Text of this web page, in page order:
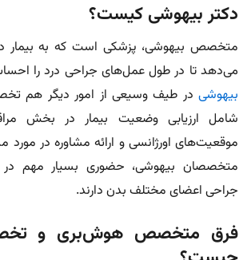
دکتر بیهوشی کیست؟
متخصص بیهوشی، پزشکی است که به بیمار
می‌دهد تا در طول عمل‌های جراحی درد را
بیهوشی در طیف وسیعی از امور دیگر هم
شامل ارزیابی وضعیت بیمار در بخش
موقعیت‌های اورژانسی و ارائه مشاوره در
متخصصان بیهوشی، حضوری بسیار مهم
جراحی اعضای مختلف بدن دارند.
فرق متخصص هوش‌بری و